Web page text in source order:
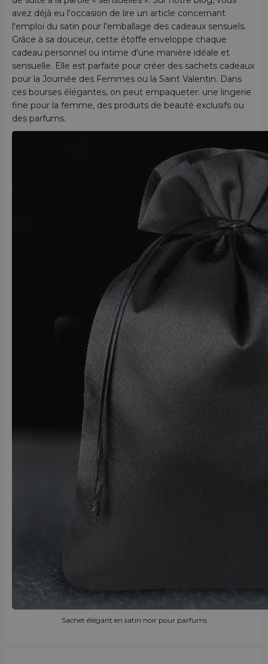
avez déjà eu l'occasion de lire un article concernant
l'emploi du satin pour l'emballage des cadeaux sensuels.
Grâce à sa douceur, cette étoffe enveloppe chaque
cadeau personnel ou intime d'une manière idéale et
sensuelle. Elle est parfaite pour créer des sachets cadeaux
pour la Journée des Femmes ou la Saint Valentin. Dans
ces bourses élégantes, on peut empaqueter: une lingerie
fine pour la femme, des produits de beauté exclusifs ou
des parfums.
Sachet élégant en satin noir pour parfums